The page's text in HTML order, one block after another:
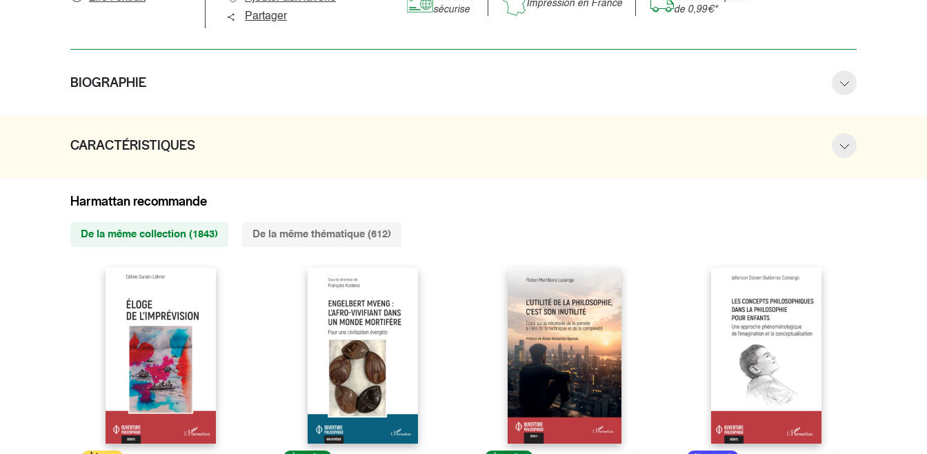
Partager
sécurise
Impression en France
de 0,99€*
BIOGRAPHIE
CARACTÉRISTIQUES
Harmattan recommande
De la même collection (1843) De la même thématique (612)